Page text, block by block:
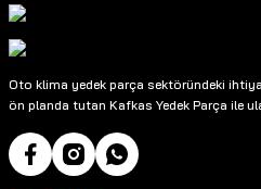
Oto klima yedek parça sektöründeki
ön planda tutan Kafkas Yedek Parça ile